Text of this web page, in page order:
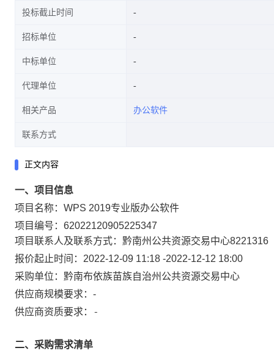
投标截止时间
招标单位
中标单位
代理单位
相关产品 办公软件
联系方式
正文内容
一、项目信息
项目名称： WPS 2019专业版办公软件
项目编号： 62022120905225347
项目联系人及联系方式： 黔南州公共资源交易中心8221316
报价起止时间： 2022-12-09 11:18 -2022-12-12 18:00
采购单位： 黔南布依族苗族自治州公共资源交易中心
供应商规模要求： -
供应商资质要求：
-
二、采购需求清单